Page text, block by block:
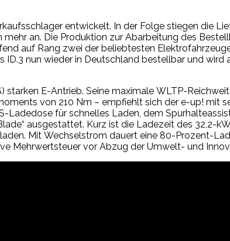
entwickelt. In der Folge stiegen die
an. Die Produktion zur Abarbeitung des
auf Rang zwei der beliebtesten
nun wieder in Deutschland bestellbar und wird
starken E-Antrieb. Seine maximale WLTP-
von 210 Nm – empfiehlt sich der e-up! mit
für schnelles Laden, dem
ausgestattet. Kurz ist die Ladezeit des 32,2-
Mit Wechselstrom dauert eine 80-Prozent-
Mehrwertsteuer vor Abzug der Umwelt- und